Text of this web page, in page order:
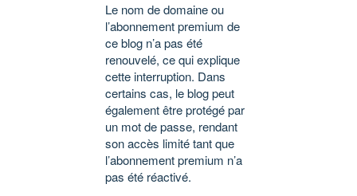
Le nom de domaine ou
l’abonnement premium de
ce blog n’a pas été
renouvelé, ce qui explique
cette interruption. Dans
certains cas, le blog peut
également être protégé par
un mot de passe, rendant
son accès limité tant que
l’abonnement premium n’a
pas été réactivé.